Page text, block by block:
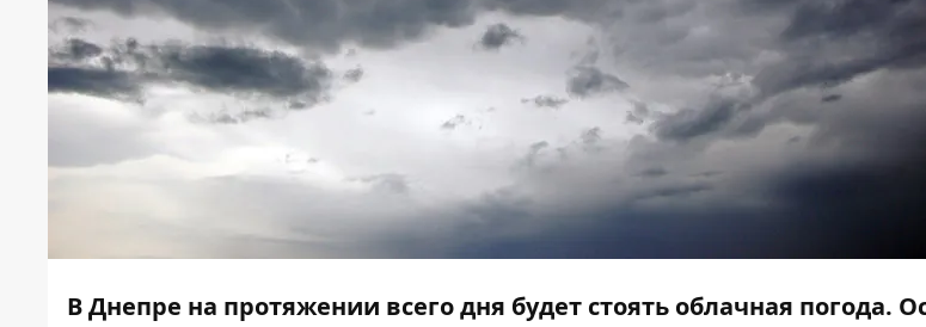
В Днепре на протяжении всего дня будет стоять облачная погода.